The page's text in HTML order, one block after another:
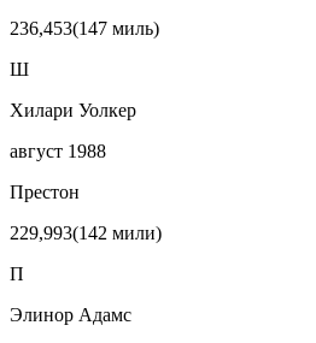
236,453(147 миль)
Ш
Хилари Уолкер
август 1988
Престон
229,993(142 мили)
П
Элинор Адамс